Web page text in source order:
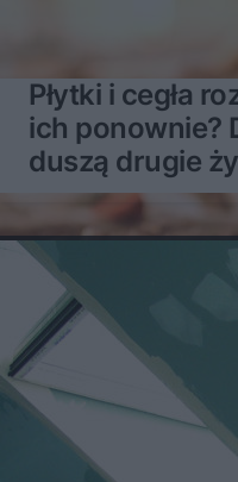
Płytki i cegła
ich ponownie?
duszą drugie